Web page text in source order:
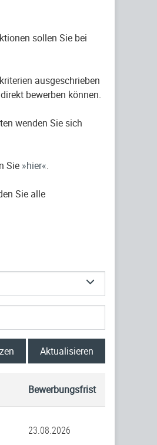
sollen Sie bei
ausgeschrieben
bewerben können.
wenden Sie sich
Sie hier .
Sie alle
Aktualisieren
Bewerbungsfrist
23.08.2026